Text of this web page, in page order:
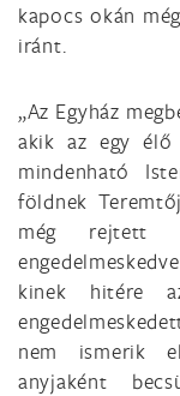
kapocs okán
iránt.
„Az Egyház
akik az egy élő
mindenható
földnek
még rejtett
kinek hitére
nem ismerik
anyjaként